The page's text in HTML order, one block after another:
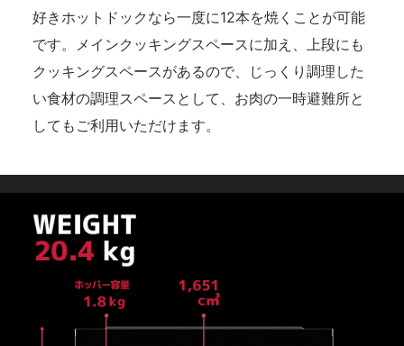
好きホットドックなら一度に12本を焼くことが可能
です。メインクッキングスペースに加え、上段にも
クッキングスペースがあるので、じっくり調理した
い食材の調理スペースとして、お肉の一時避難所と
してもご利用いただけます。